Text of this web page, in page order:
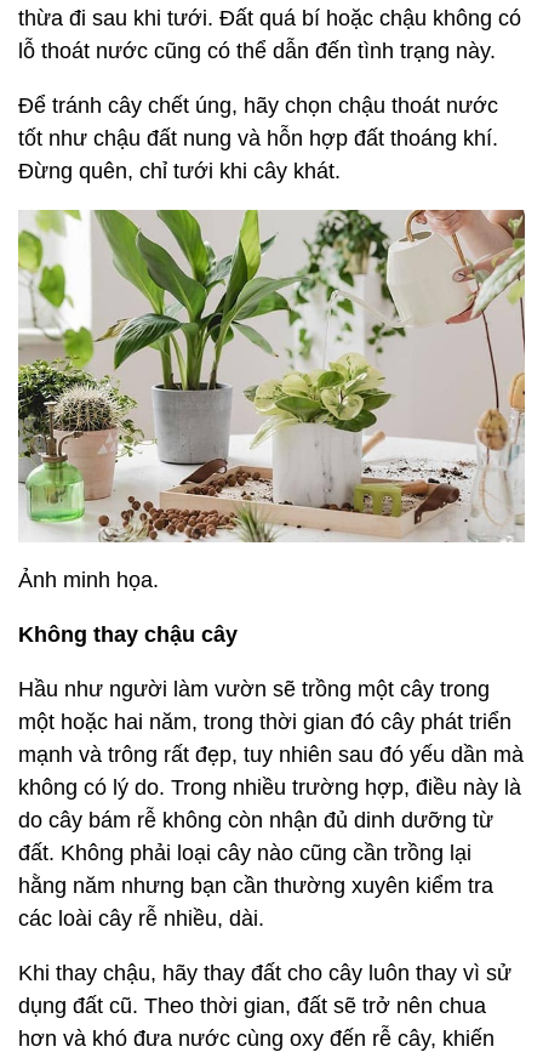
thừa đi sau khi tưới. Đất quá bí hoặc chậu không có
lỗ thoát nước cũng có thể dẫn đến tình trạng này.
Để tránh cây chết úng, hãy chọn chậu thoát nước
tốt như chậu đất nung và hỗn hợp đất thoáng khí.
Đừng quên, chỉ tưới khi cây khát.
Ảnh minh họa.
Không thay chậu cây
Hầu như người làm vườn sẽ trồng một cây trong
một hoặc hai năm, trong thời gian đó cây phát triển
mạnh và trông rất đẹp, tuy nhiên sau đó yếu dần mà
không có lý do. Trong nhiều trường hợp, điều này là
do cây bám rễ không còn nhận đủ dinh dưỡng từ
đất. Không phải loại cây nào cũng cần trồng lại
hằng năm nhưng bạn cần thường xuyên kiểm tra
các loài cây rễ nhiều, dài.
Khi thay chậu, hãy thay đất cho cây luôn thay vì sử
dụng đất cũ. Theo thời gian, đất sẽ trở nên chua
hơn và khó đưa nước cùng oxy đến rễ cây, khiến